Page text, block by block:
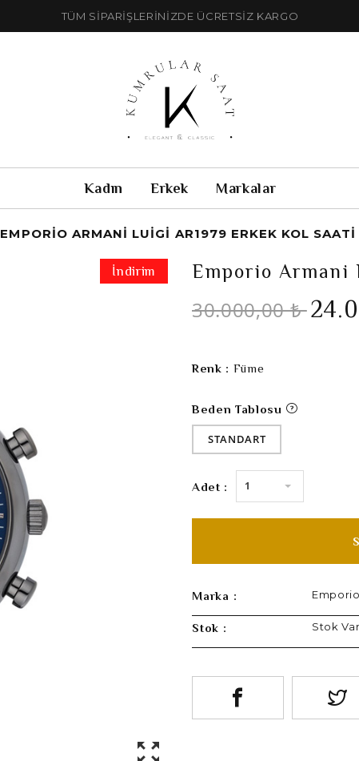
TÜM SİPARİŞLERİNİZDE ÜCRETSİZ KARGO
Kadın Erkek Markalar
EMPORIO ARMANI LUIGI AR1979 ERKEK KOL SAATI
İndirim Emporio Armani
30.000,00 ₺
Renk : Füme
Beden Tablosu
STANDART
Adet : 1
Marka :
Stok : Stok Var